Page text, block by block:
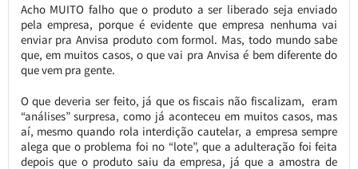
Acho MUITO falho que o produto a ser liberado seja enviado
pela empresa, porque é evidente que empresa nenhuma vai
enviar pra Anvisa produto com formol. Mas, todo mundo sabe
que, em muitos casos, o que vai pra Anvisa é bem diferente do
que vem pra gente.
O que deveria ser feito, já que os fiscais não fiscalizam, eram
“análises” surpresa, como já aconteceu em muitos casos, mas
aí, mesmo quando rola interdição cautelar, a empresa sempre
alega que o problema foi no “lote”, que a adulteração foi feita
depois que o produto saiu da empresa, já que a amostra de